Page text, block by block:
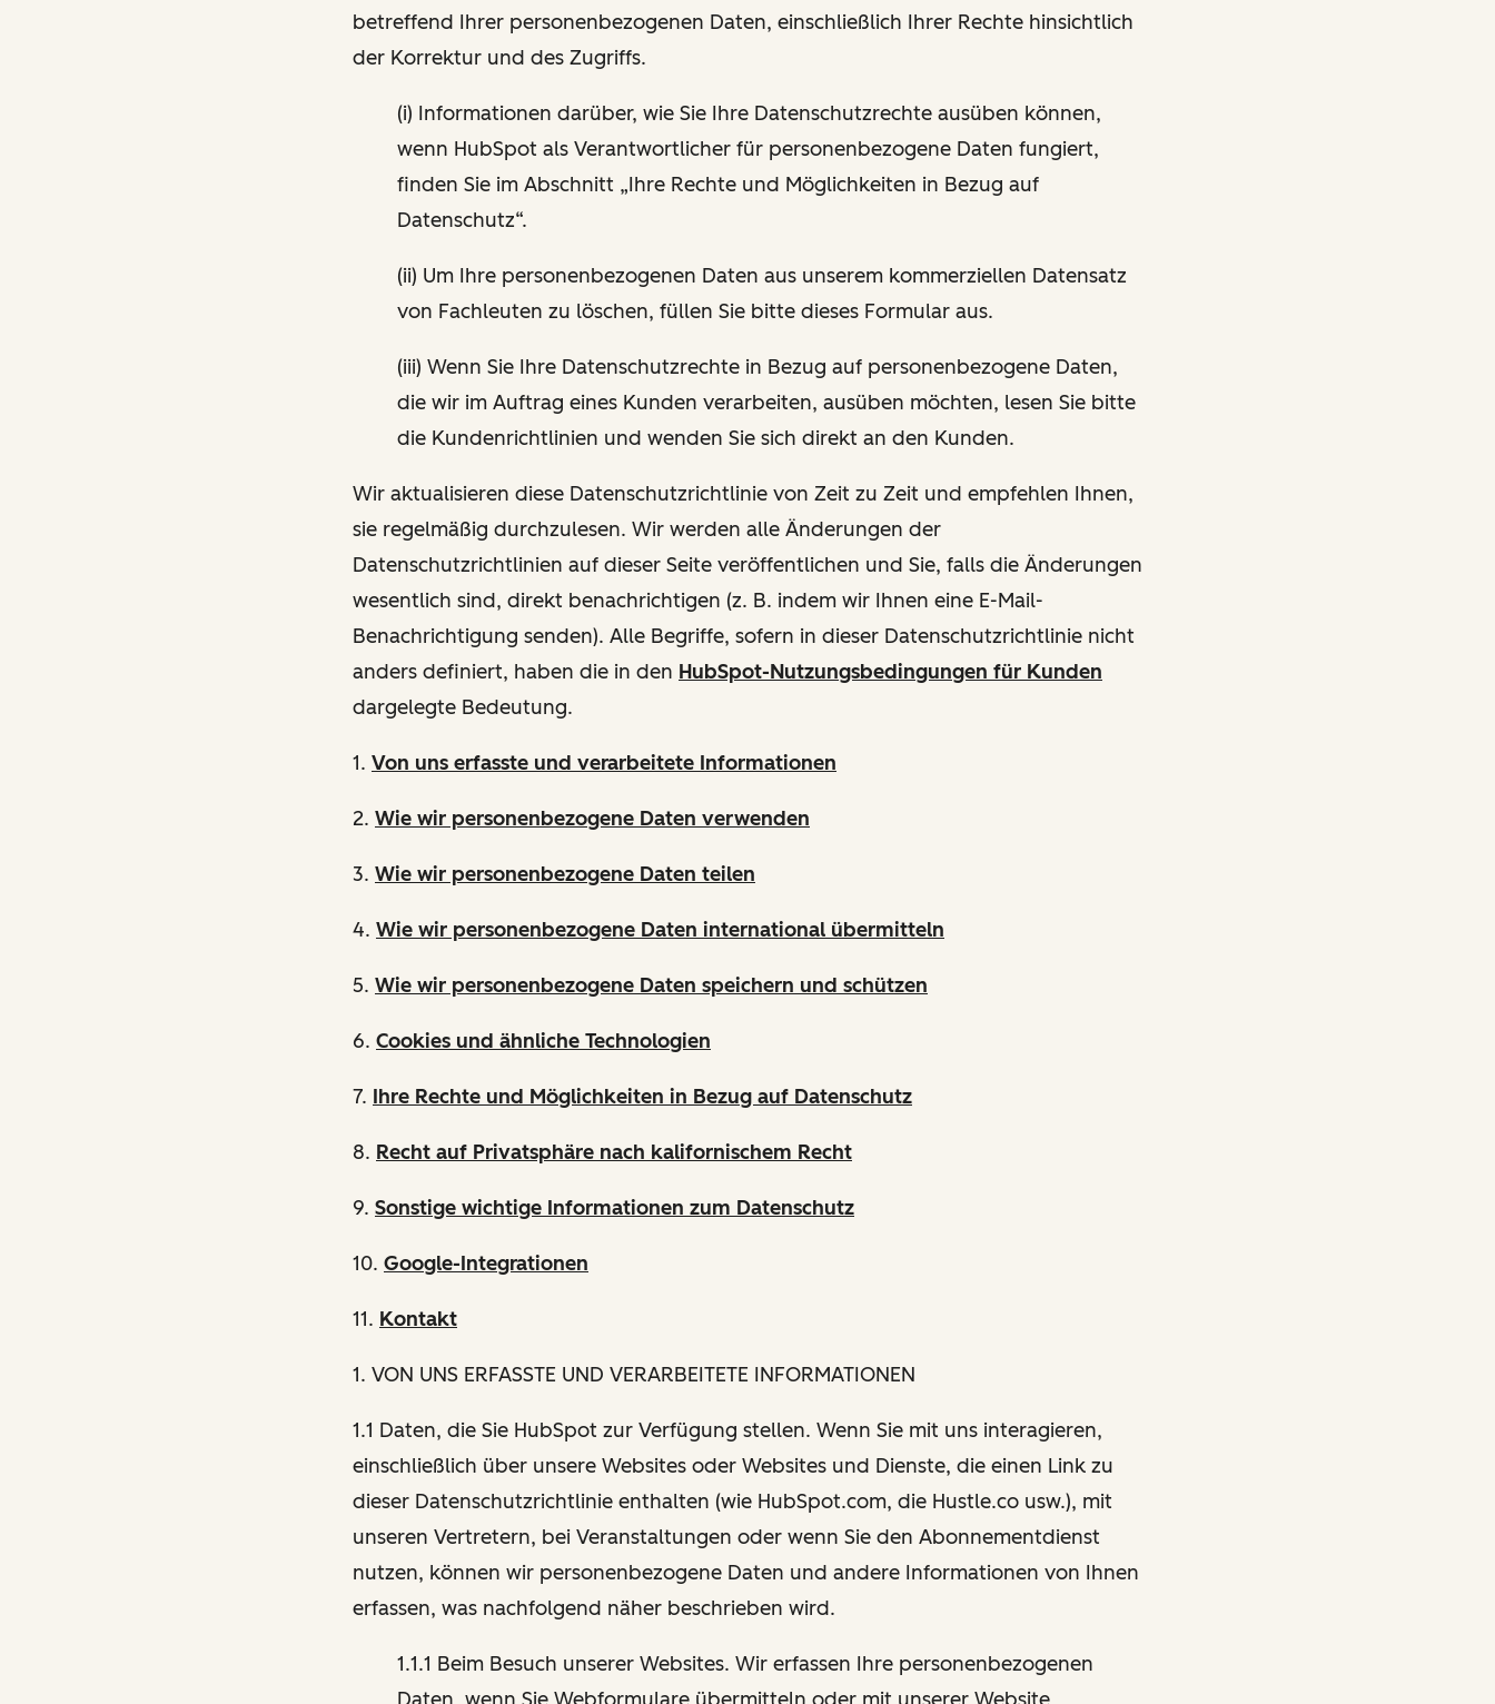
betreffend Ihrer personenbezogenen Daten, einschließlich Ihrer Rechte hinsichtlich
der Korrektur und des Zugriffs.
(i) Informationen darüber, wie Sie Ihre Datenschutzrechte ausüben können,
wenn HubSpot als Verantwortlicher für personenbezogene Daten fungiert,
finden Sie im Abschnitt „Ihre Rechte und Möglichkeiten in Bezug auf
Datenschutz“.
(ii) Um Ihre personenbezogenen Daten aus unserem kommerziellen Datensatz
von Fachleuten zu löschen, füllen Sie bitte dieses Formular aus.
(iii) Wenn Sie Ihre Datenschutzrechte in Bezug auf personenbezogene Daten,
die wir im Auftrag eines Kunden verarbeiten, ausüben möchten, lesen Sie bitte
die Kundenrichtlinien und wenden Sie sich direkt an den Kunden.
Wir aktualisieren diese Datenschutzrichtlinie von Zeit zu Zeit und empfehlen Ihnen,
sie regelmäßig durchzulesen. Wir werden alle Änderungen der
Datenschutzrichtlinien auf dieser Seite veröffentlichen und Sie, falls die Änderungen
wesentlich sind, direkt benachrichtigen (z. B. indem wir Ihnen eine E-Mail-
Benachrichtigung senden). Alle Begriffe, sofern in dieser Datenschutzrichtlinie nicht
anders definiert, haben die in den HubSpot-Nutzungsbedingungen für Kunden
dargelegte Bedeutung.
1. Von uns erfasste und verarbeitete Informationen
2. Wie wir personenbezogene Daten verwenden
3. Wie wir personenbezogene Daten teilen
4. Wie wir personenbezogene Daten international übermitteln
5. Wie wir personenbezogene Daten speichern und schützen
6. Cookies und ähnliche Technologien
7. Ihre Rechte und Möglichkeiten in Bezug auf Datenschutz
8. Recht auf Privatsphäre nach kalifornischem Recht
9. Sonstige wichtige Informationen zum Datenschutz
10. Google-Integrationen
11. Kontakt
1. VON UNS ERFASSTE UND VERARBEITETE INFORMATIONEN
1.1 Daten, die Sie HubSpot zur Verfügung stellen. Wenn Sie mit uns interagieren,
einschließlich über unsere Websites oder Websites und Dienste, die einen Link zu
dieser Datenschutzrichtlinie enthalten (wie HubSpot.com, die Hustle.co usw.), mit
unseren Vertretern, bei Veranstaltungen oder wenn Sie den Abonnementdienst
nutzen, können wir personenbezogene Daten und andere Informationen von Ihnen
erfassen, was nachfolgend näher beschrieben wird.
1.1.1 Beim Besuch unserer Websites. Wir erfassen Ihre personenbezogenen